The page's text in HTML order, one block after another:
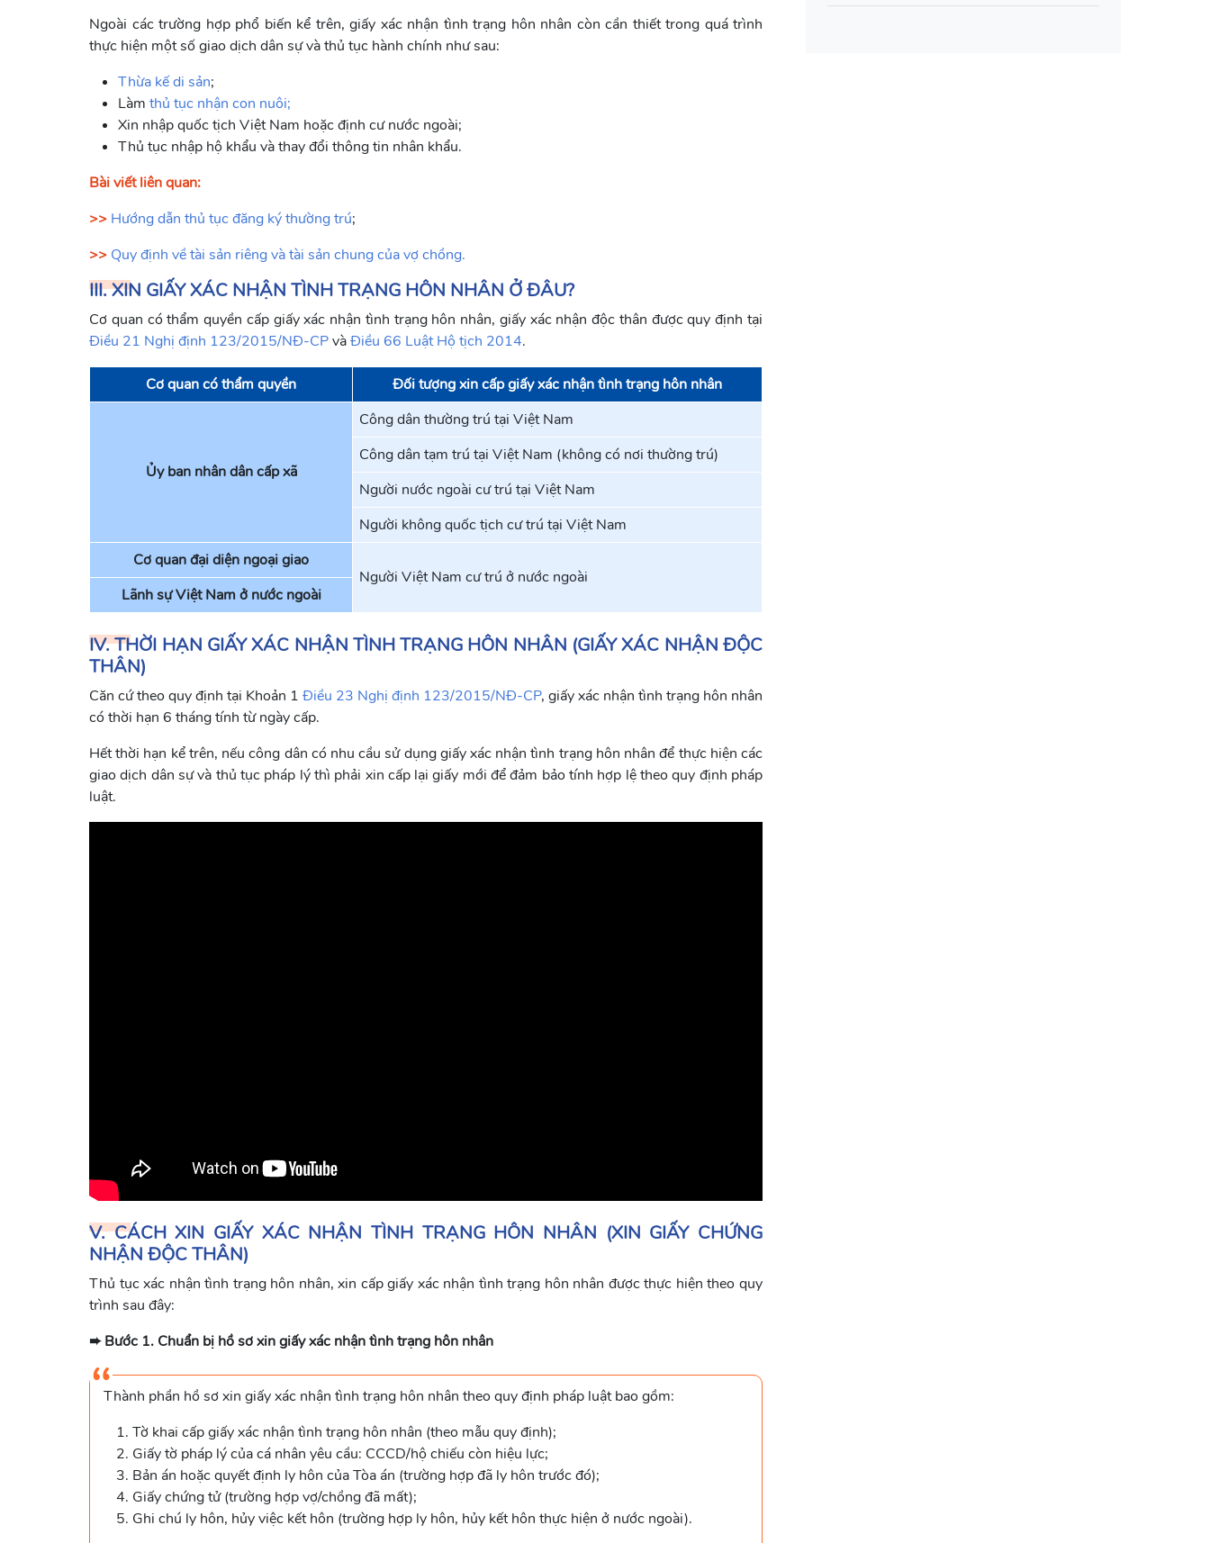
Ngoài các trường hợp phổ biến kể trên, giấy xác nhận tình trạng hôn nhân còn cần thiết trong quá trình
thực hiện một số giao dịch dân sự và thủ tục hành chính như sau:
Thừa kế di sản;
Làm thủ tục nhận con nuôi;
Xin nhập quốc tịch Việt Nam hoặc định cư nước ngoài;
Thủ tục nhập hộ khẩu và thay đổi thông tin nhân khẩu.
Bài viết liên quan:
>> Hướng dẫn thủ tục đăng ký thường trú;
>> Quy định về tài sản riêng và tài sản chung của vợ chồng.
III. XIN GIẤY XÁC NHẬN TÌNH TRẠNG HÔN NHÂN Ở ĐÂU?
Cơ quan có thẩm quyền cấp giấy xác nhận tình trạng hôn nhân, giấy xác nhận độc thân được quy định tại
Điều 21 Nghị định 123/2015/NĐ-CPvàĐiều 66 Luật Hộ tịch 2014.
Cơ quan có thẩm quyền Đối tượng xin cấp giấy xác nhận tình trạng hôn nhân
Ủy ban nhân dân cấp xã
Công dân thường trú tại Việt Nam
Công dân tạm trú tại Việt Nam (không có nơi thường trú)
Người nước ngoài cư trú tại Việt Nam
Người không quốc tịch cư trú tại Việt Nam
Cơ quan đại diện ngoại giao
Người Việt Nam cư trú ở nước ngoài
Lãnh sự Việt Nam ở nước ngoài
IV. THỜI HẠN GIẤY XÁC NHẬN TÌNH TRẠNG HÔN NHÂN (GIẤY XÁC NHẬN ĐỘC
THÂN)
Căn cứ theo quy định tại Khoản 1 Điều 23 Nghị định 123/2015/NĐ-CP, giấy xác nhận tình trạng hôn nhân
có thời hạn 6 tháng tính từ ngày cấp.
Hết thời hạn kể trên, nếu công dân có nhu cầu sử dụng giấy xác nhận tình trạng hôn nhân để thực hiện các
giao dịch dân sự và thủ tục pháp lý thì phải xin cấp lại giấy mới để đảm bảo tính hợp lệ theo quy định pháp
luật.
V. CÁCH XIN GIẤY XÁC NHẬN TÌNH TRẠNG HÔN NHÂN (XIN GIẤY CHỨNG
NHẬN ĐỘC THÂN)
Thủ tục xác nhận tình trạng hôn nhân, xin cấp giấy xác nhận tình trạng hôn nhân được thực hiện theo quy
trình sau đây:
➨ Bước 1. Chuẩn bị hồ sơ xin giấy xác nhận tình trạng hôn nhân
Thành phần hồ sơ xin giấy xác nhận tình trạng hôn nhân theo quy định pháp luật bao gồm:
Tờ khai cấp giấy xác nhận tình trạng hôn nhân (theo mẫu quy định);
Giấy tờ pháp lý của cá nhân yêu cầu: CCCD/hộ chiếu còn hiệu lực;
Bản án hoặc quyết định ly hôn của Tòa án (trường hợp đã ly hôn trước đó);
Giấy chứng tử (trường hợp vợ/chồng đã mất);
Ghi chú ly hôn, hủy việc kết hôn (trường hợp ly hôn, hủy kết hôn thực hiện ở nước ngoài).